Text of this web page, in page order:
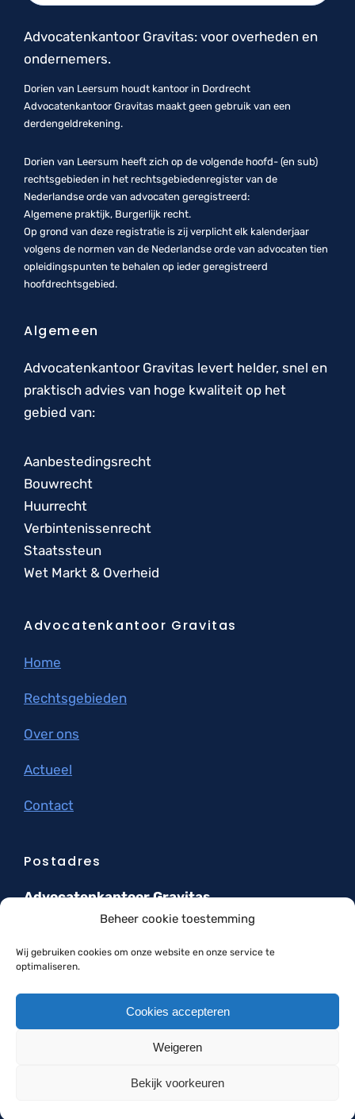
Beheer cookie toestemming
Wij gebruiken cookies om onze website en onze service te
optimaliseren.
Cookies accepteren
Weigeren
Bekijk voorkeuren
Advocatenkantoor Gravitas: voor overheden en
ondernemers.
Dorien van Leersum houdt kantoor in Dordrecht
Advocatenkantoor Gravitas maakt geen gebruik van een
derdengeldrekening.
Dorien van Leersum heeft zich op de volgende hoofd- (en sub)
rechtsgebieden in het rechtsgebiedenregister van de
Nederlandse orde van advocaten geregistreerd:
Algemene praktijk, Burgerlijk recht.
Op grond van deze registratie is zij verplicht elk kalenderjaar
volgens de normen van de Nederlandse orde van advocaten tien
opleidingspunten te behalen op ieder geregistreerd
hoofdrechtsgebied.
Algemeen
Advocatenkantoor Gravitas levert helder, snel en
praktisch advies van hoge kwaliteit op het
gebied van:
Aanbestedingsrecht
Bouwrecht
Huurrecht
Verbintenissenrecht
Staatssteun
Wet Markt & Overheid
Advocatenkantoor Gravitas
Home
Rechtsgebieden
Over ons
Actueel
Contact
Postadres
Advocatenkantoor Gravitas
Haaswijkweg West 66
U kunt ons bereiken via
2026 Gravitas Advocaten | Alle rechten
Privacyverklaring|Cookie Policy